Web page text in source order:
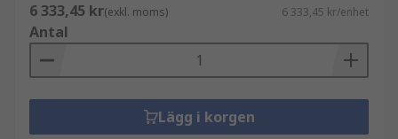
6 333,45 kr(exkl. moms) 6 333,45 kr/enhet
Antal
Lägg i korgen